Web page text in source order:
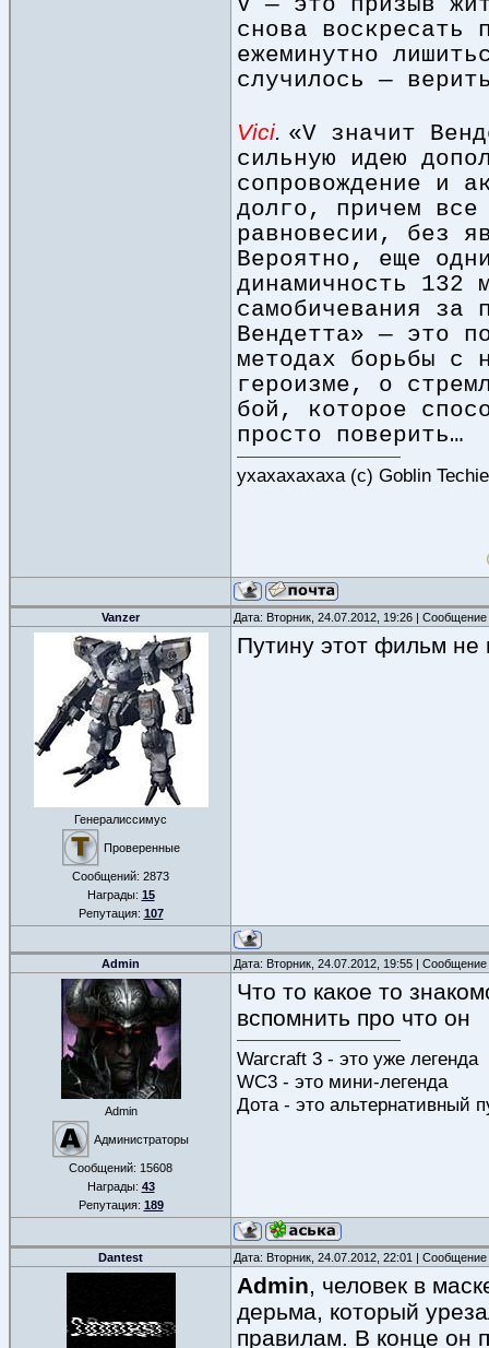
снова воскресать
ежеминутно
случилось —
Vici. «V значит
сильную идею
сопровождение и
долго, причем все
равновесии, без
Вероятно, еще
динамичность 132
самобичевания за
Вендетта» — это
методах борьбы с
героизме, о
бой, которое
просто поверить…
ухахахахаха (с) Goblin
Vanzer Дата: Вторник, 24.07.2012, 19:26 |
Генералиссимус
Проверенные
Сообщений: 2873
Награды: 15
Репутация: 107
Путину этот фильм не
Admin Дата: Вторник, 24.07.2012, 19:55 |
Admin
Администраторы
Сообщений: 15608
Награды: 43
Репутация: 189
Что то какое то
вспомнить про что он
Warcraft 3 - это уже легенда
WC3 - это мини-легенда
Дота - это альтернативный
Dantest Дата: Вторник, 24.07.2012, 22:01 |
Admin, человек в
дерьма, который
правилам. В конце он